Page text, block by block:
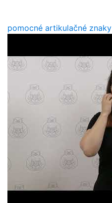
pomocné artikulačné znaky